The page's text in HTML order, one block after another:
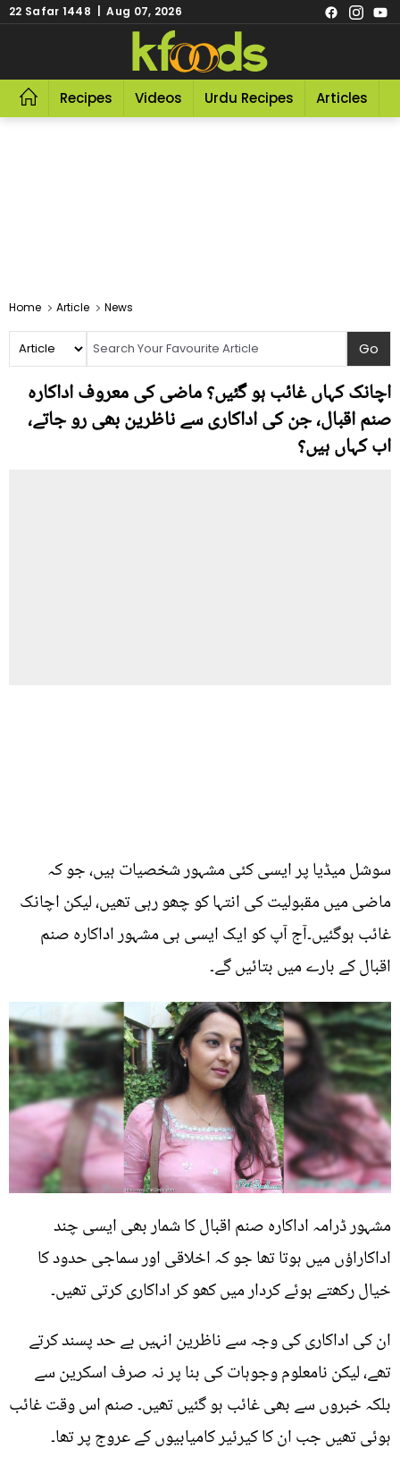
22 Safar 1448 | Aug 07, 2026
Recipes Videos Urdu Recipes Articles
Home Article News
اچانک کہاں غائب ہو گئیں؟ ماضی کی معروف اداکارہ
صنم اقبال، جن کی اداکاری سے ناظرین بھی رو جاتے،
اب کہاں ہیں؟
سوشل میڈیا پر ایسی کئی مشہور شخصیات ہیں، جو کہ
ماضی میں مقبولیت کی انتہا کو چھو رہی تھیں، لیکن اچانک
غائب ہوگئیں۔آج آپ کو ایک ایسی ہی مشہور اداکارہ صنم
اقبال کے بارے میں بتائیں گے۔
مشہور ڈرامہ اداکارہ صنم اقبال کا شمار بھی ایسی چند
اداکاراؤں میں ہوتا تھا جو کہ اخلاقی اور سماجی حدود کا
خیال رکھتے ہوئے کردار میں کھو کر اداکاری کرتی تھیں۔
ان کی اداکاری کی وجہ سے ناظرین انہیں بے حد پسند کرتے
تھے، لیکن نامعلوم وجوہات کی بنا پر نہ صرف اسکرین سے
بلکہ خبروں سے بھی غائب ہو گئیں تھیں۔ صنم اس وقت غائب
ہوئی تھیں جب ان کا کیرئیر کامیابیوں کے عروج پر تھا۔